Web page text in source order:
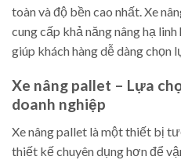
toàn và độ bền cao nhất. Xe
cung cấp khả năng nâng hạ
giúp khách hàng dễ dàng chọn
Xe nâng pallet – Lựa
doanh nghiệp
Xe nâng pallet là một thiết bị
thiết kế chuyên dụng hơn để